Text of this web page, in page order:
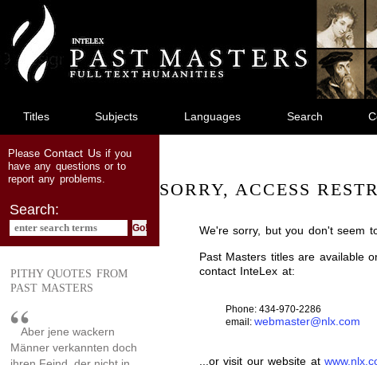
main
content
Titles Subjects Languages Search
PleaseContact Usif you
have any questions or to
report any problems.
Search:
PITHY QUOTES FROM
PAST MASTERS
Aber jene wackern
Männer verkannten doch
SORRY, ACCESS
We're sorry, but you don't seem
Past Masters titles are available
contact InteLex at:
Phone: 434-970-2286
email: webmaster@nlx.com
...or visit our website at